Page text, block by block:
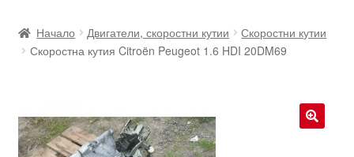
Доставка по целия свят
За нас
Начало Двигатели, скоростни кутии
Скоростни кутии
Скоростна кутия Citroën Peugeot 1.6 HDI 20DM69